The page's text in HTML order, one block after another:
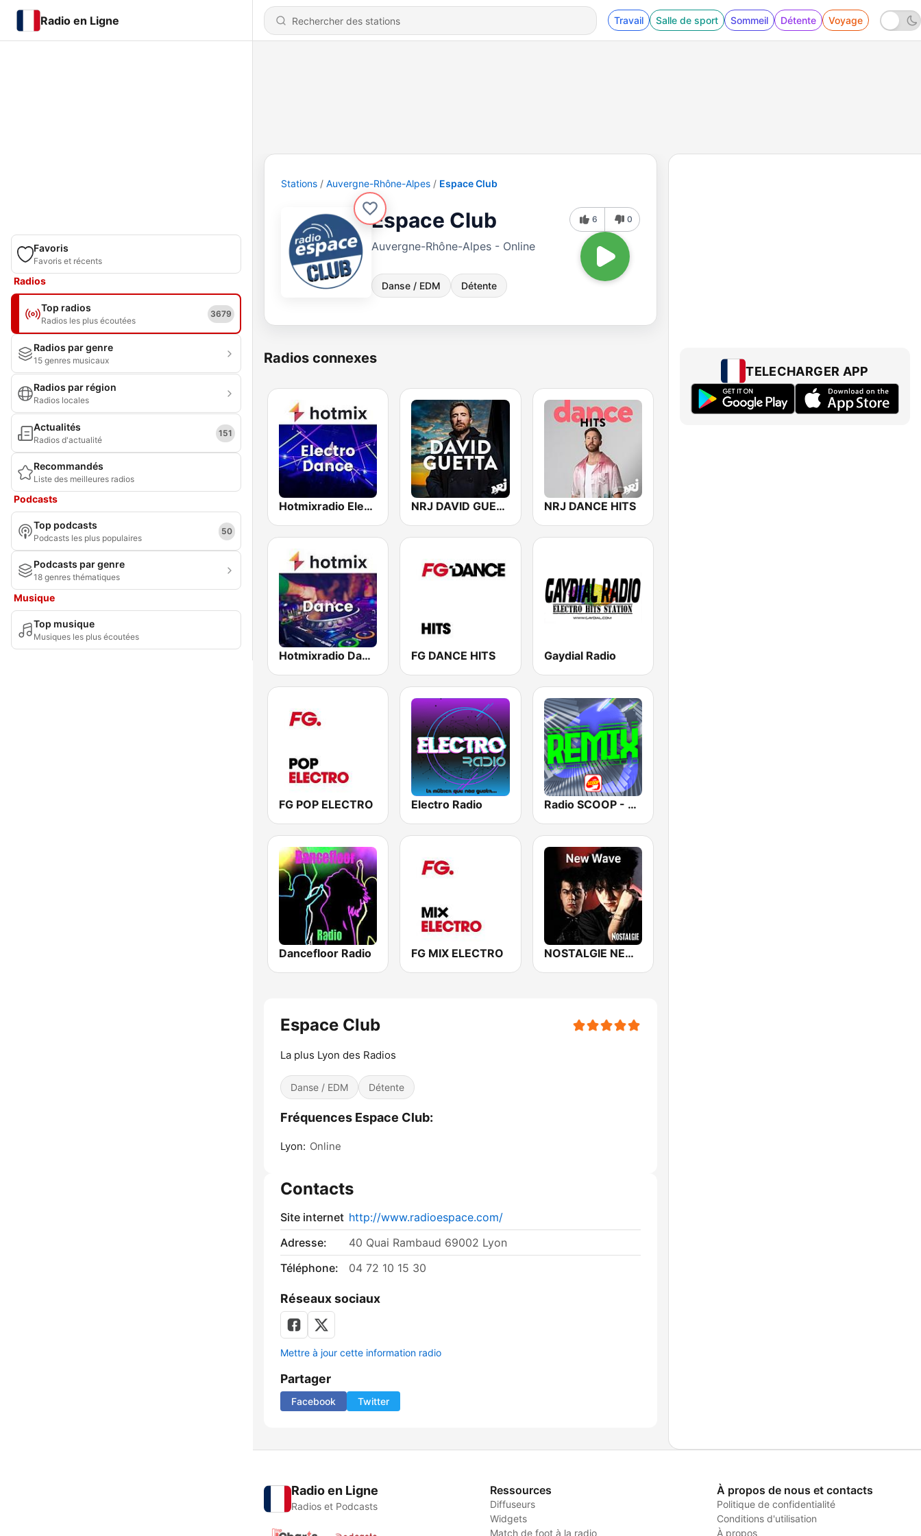
Radio en Ligne Travail Salle de sport Sommeil Détente Voyage
Favoris
Favoris et récents
Radios
Top radios
Radios les plus écoutées
3679
Radios par genre
15 genres musicaux
Radios par région
Radios locales
Actualités
Radios d'actualité
151
Recommandés
Liste des meilleures radios
Podcasts
Top podcasts
Podcasts les plus populaires
50
Podcasts par genre
18 genres thématiques
Musique
Top musique
Musiques les plus écoutées
Stations Auvergne-Rhône-Alpes Espace Club
Espace Club
Auvergne-Rhône-Alpes - Online
Danse / EDM Détente
6 0
Radios connexes
Hotmixradio Electro Dance NRJ DAVID GUETTA NRJ DANCE HITS
Hotmixradio Dance FG DANCE HITS Gaydial Radio
FG POP ELECTRO Electro Radio Radio SCOOP - Remix
Dancefloor Radio FG MIX ELECTRO NOSTALGIE NEW WAVE
Espace Club
La plus Lyon des Radios
Danse / EDM Détente
Fréquences Espace Club:
Lyon: Online
Contacts
Site internet http://www.radioespace.com/
Adresse:
40 Quai Rambaud 69002 Lyon
Téléphone:
04 72 10 15 30
Réseaux sociaux
Mettre à jour cette information radio
Partager
Facebook Twitter
TELECHARGER APP
Radio en Ligne
Radios et Podcasts
Ressources
Diffuseurs
Widgets
Match de foot à la radio
À propos de nous et contacts
Politique de confidentialité
Conditions d'utilisation
À propos